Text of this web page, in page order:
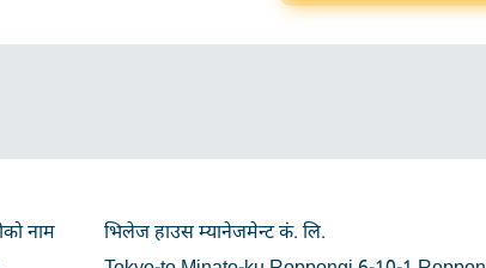
नाम
भिलेज हाउस म्यानेजमेन्ट कं. लि.